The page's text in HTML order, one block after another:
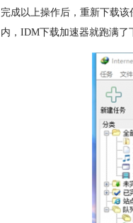
完成以上操作后，重新下载
内，IDM下载加速器就跑满了